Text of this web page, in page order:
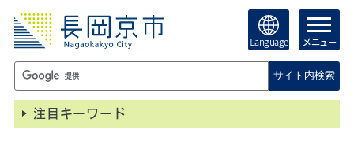
Language メニュー
サイト内検索
注目キーワード